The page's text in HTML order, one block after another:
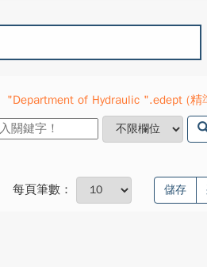
"Department of Hydraulic ".edept (
每頁筆數： 儲存